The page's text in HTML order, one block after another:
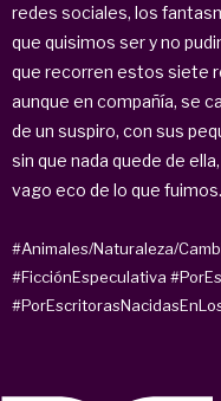
redes sociales, los
que quisimos ser y no
que recorren estos siete
aunque en compañía, se
de un suspiro, con sus
sin que nada quede de
vago eco de lo que fuimos.
#Animales/Naturaleza/
#FicciónEspeculativa